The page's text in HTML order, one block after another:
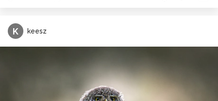
K keesz